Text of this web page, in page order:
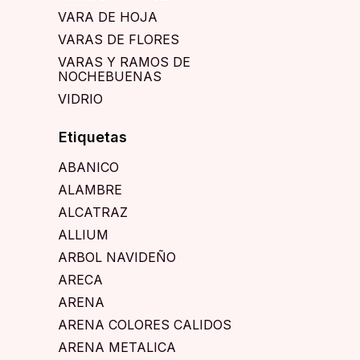
VARA DE HOJA
VARAS DE FLORES
VARAS Y RAMOS DE
NOCHEBUENAS
VIDRIO
Etiquetas
ABANICO
ALAMBRE
ALCATRAZ
ALLIUM
ARBOL NAVIDEÑO
ARECA
ARENA
ARENA COLORES CALIDOS
ARENA METALICA